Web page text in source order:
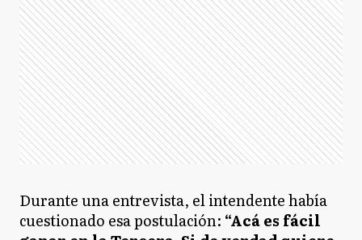
Durante una entrevista, el intendente había
cuestionado esa postulación: “Acá es fácil